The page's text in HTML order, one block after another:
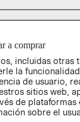
CONTACTO
SERVICIO AL
a comprar
incluidas otras
la
de usuario,
sitios web,
de plataformas
sobre el